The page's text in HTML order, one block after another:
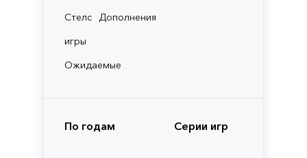
Стелс
игры
Дополнения
Ожидаемые
По годам Серии игр